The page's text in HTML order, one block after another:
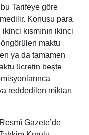
Tarifeye göre
Konusu para
kısmının ikinci
maktu
ya da tamamen
ücretin beşte
reddedilen miktarı
Gazete’de